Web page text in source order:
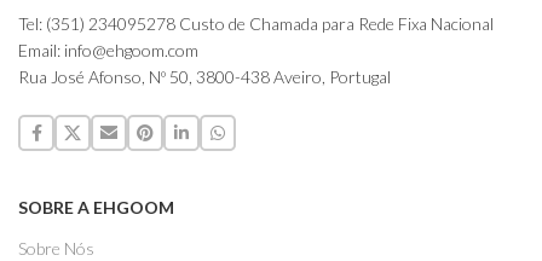
Tel: (351) 234095278 Custo de Chamada para Rede Fixa Nacional
Email: info@ehgoom.com
Rua José Afonso, Nº 50, 3800-438 Aveiro, Portugal
SOBRE A EHGOOM
Sobre Nós